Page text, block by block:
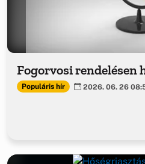
Fogorvosi rendelésen
Populáris hír 2026. 06. 26